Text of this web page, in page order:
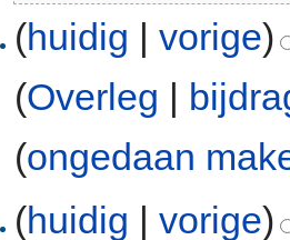
(huidig |vorige)
(Overleg |
(ongedaan
(huidig |vorige)